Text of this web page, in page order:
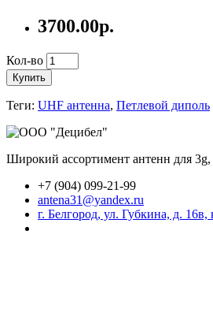
3700.00р.
Кол-во
Купить
Теги: UHF антенна, Петлевой диполь
Широкий ассортимент антенн для
+7 (904) 099-21-99
antena31@yandex.ru
г. Белгород, ул. Губкина, д. 16в,